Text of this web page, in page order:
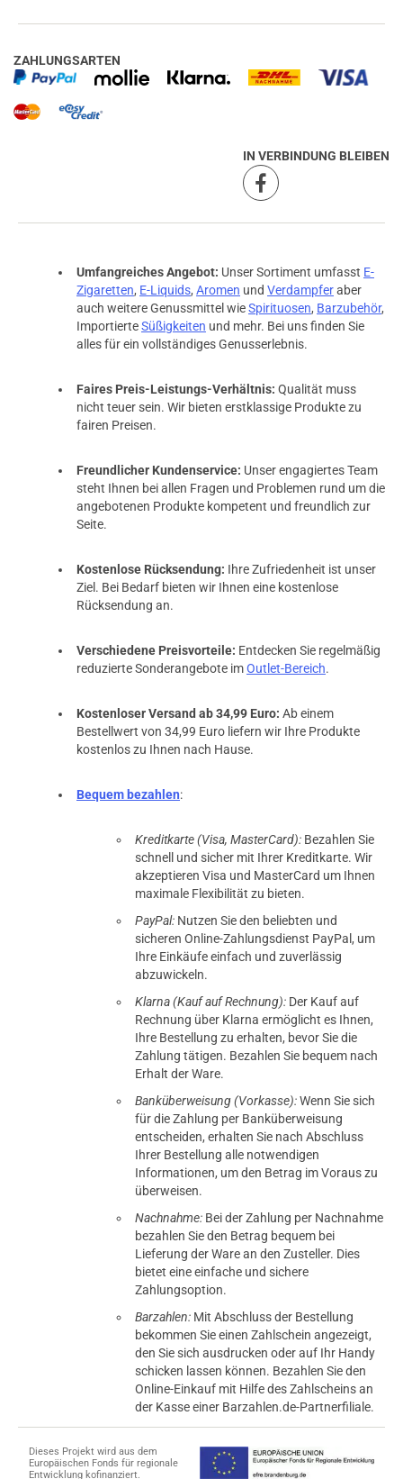
ZAHLUNGSARTEN
IN VERBINDUNG BLEIBEN
Umfangreiches Angebot: Unser Sortiment umfasst E-
Zigaretten, E-Liquids, Aromen und Verdampferaber
auch weitere Genussmittel wieSpirituosen, Barzubehör,
ImportierteSüßigkeiten und mehr. Bei uns finden Sie
alles für ein vollständiges Genusserlebnis.
Faires Preis-Leistungs-Verhältnis: Qualität muss
nicht teuer sein. Wir bieten erstklassige Produkte zu
fairen Preisen.
Freundlicher Kundenservice: Unser engagiertes Team
steht Ihnen bei allen Fragen und Problemen rund um die
angebotenen Produkte kompetent und freundlich zur
Seite.
Kostenlose Rücksendung: Ihre Zufriedenheit ist unser
Ziel. Bei Bedarf bieten wir Ihnen eine kostenlose
Rücksendung an.
Verschiedene Preisvorteile: Entdecken Sie regelmäßig
reduzierte Sonderangebote imOutlet-Bereich.
Kostenloser Versand ab 34,99 Euro: Ab einem
Bestellwert von 34,99 Euro liefern wir Ihre Produkte
kostenlos zu Ihnen nach Hause.
Bequem bezahlen:
Kreditkarte (Visa, MasterCard): Bezahlen Sie
schnell und sicher mit Ihrer Kreditkarte. Wir
akzeptieren Visa und MasterCard um Ihnen
maximale Flexibilität zu bieten.
PayPal: Nutzen Sie den beliebten und
sicheren Online-Zahlungsdienst PayPal, um
Ihre Einkäufe einfach und zuverlässig
abzuwickeln.
Klarna (Kauf auf Rechnung): Der Kauf auf
Rechnung über Klarna ermöglicht es Ihnen,
Ihre Bestellung zu erhalten, bevor Sie die
Zahlung tätigen. Bezahlen Sie bequem nach
Erhalt der Ware.
Banküberweisung (Vorkasse):Wenn Sie sich
für die Zahlung per Banküberweisung
entscheiden, erhalten Sie nach Abschluss
Ihrer Bestellung alle notwendigen
Informationen, um den Betrag im Voraus zu
überweisen.
Nachnahme: Bei der Zahlung per Nachnahme
bezahlen Sie den Betrag bequem bei
Lieferung der Ware an den Zusteller. Dies
bietet eine einfache und sichere
Zahlungsoption.
Barzahlen: Mit Abschluss der Bestellung
bekommen Sie einen Zahlschein angezeigt,
den Sie sich ausdrucken oder auf Ihr Handy
schicken lassen können. Bezahlen Sie den
Online-Einkauf mit Hilfe des Zahlscheins an
der Kasse einer Barzahlen.de-Partnerfiliale.
Dieses Projekt wird aus dem
Europäischen Fonds für regionale
Entwicklung kofinanziert.